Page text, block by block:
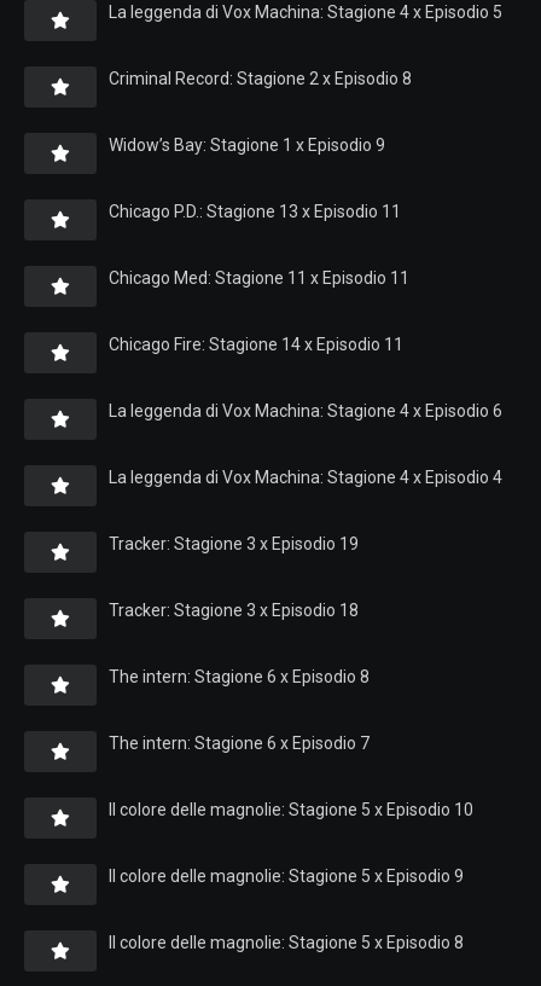
La leggenda di Vox Machina: Stagione 4 x Episodio 5
Criminal Record: Stagione 2 x Episodio 8
Widow’s Bay: Stagione 1 x Episodio 9
Chicago P.D.: Stagione 13 x Episodio 11
Chicago Med: Stagione 11 x Episodio 11
Chicago Fire: Stagione 14 x Episodio 11
La leggenda di Vox Machina: Stagione 4 x Episodio 6
La leggenda di Vox Machina: Stagione 4 x Episodio 4
Tracker: Stagione 3 x Episodio 19
Tracker: Stagione 3 x Episodio 18
The intern: Stagione 6 x Episodio 8
The intern: Stagione 6 x Episodio 7
Il colore delle magnolie: Stagione 5 x Episodio 10
Il colore delle magnolie: Stagione 5 x Episodio 9
Il colore delle magnolie: Stagione 5 x Episodio 8